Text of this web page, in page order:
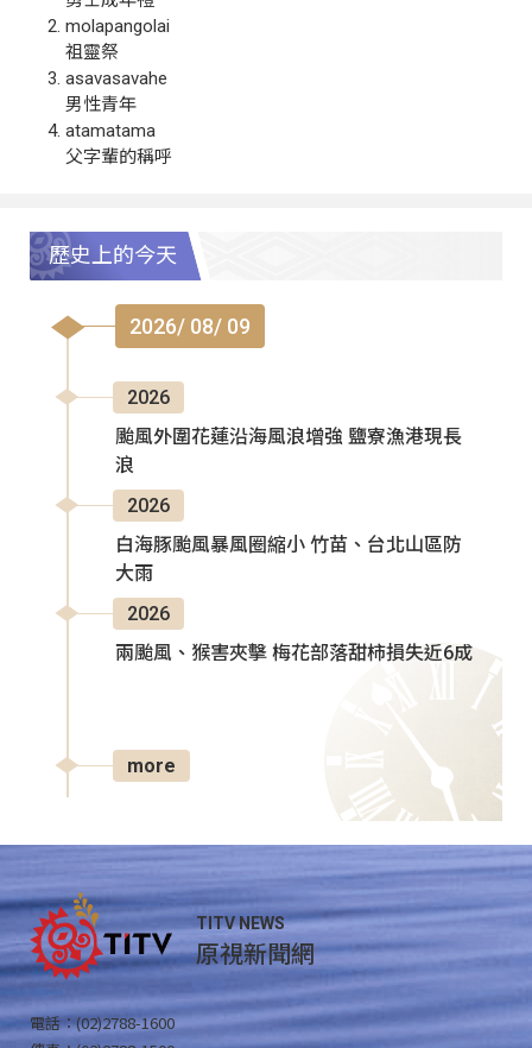
molapangolai
祖靈祭
asavasavahe
男性青年
atamatama
父字輩的稱呼
歷史上的今天
2026/ 08/ 09
2026
颱風外圍花蓮沿海風浪增強 鹽寮漁港現長
浪
2026
白海豚颱風暴風圈縮小 竹苗、台北山區防
大雨
2026
兩颱風、猴害夾擊 梅花部落甜柿損失近6成
more
TITV NEWS
原視新聞網
電話：(02)2788-1600